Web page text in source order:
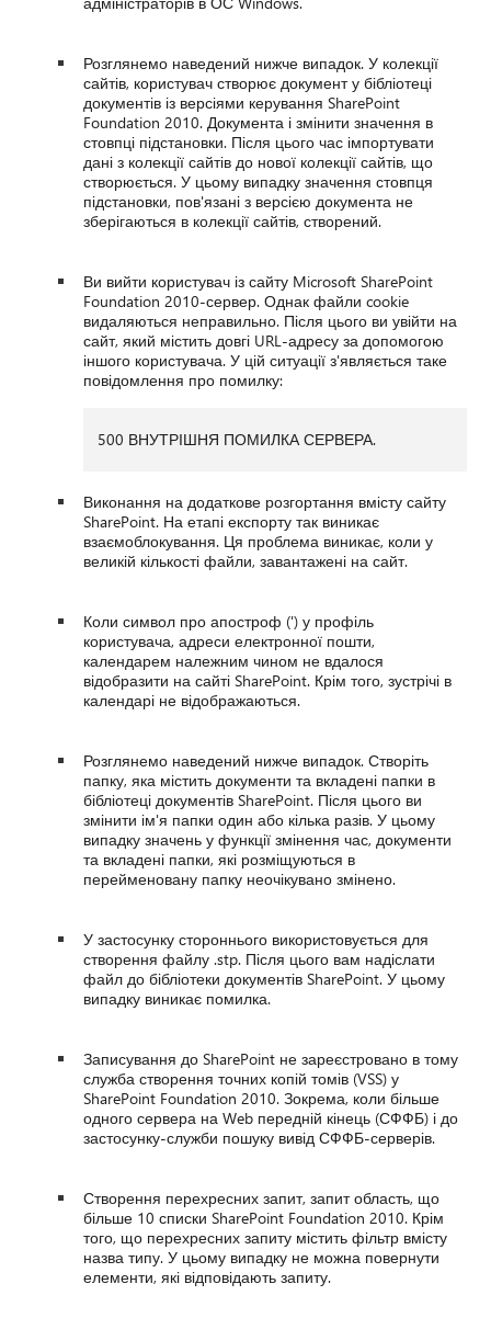
Розглянемо наведений нижче випадок. У колекції
сайтів, користувач створює документ у бібліотеці
документів із версіями керування SharePoint
Foundation 2010. Документа і змінити значення в
стовпці підстановки. Після цього час імпортувати
дані з колекції сайтів до нової колекції сайтів, що
створюється. У цьому випадку значення стовпця
підстановки, пов'язані з версією документа не
зберігаються в колекції сайтів, створений.
Ви вийти користувач із сайту Microsoft SharePoint
Foundation 2010-сервер. Однак файли cookie
видаляються неправильно. Після цього ви увійти на
сайт, який містить довгі URL-адресу за допомогою
іншого користувача. У цій ситуації з'являється таке
повідомлення про помилку:
500 ВНУТРІШНЯ ПОМИЛКА СЕРВЕРА.
Виконання на додаткове розгортання вмісту сайту
SharePoint. На етапі експорту так виникає
взаємоблокування. Ця проблема виникає, коли у
великій кількості файли, завантажені на сайт.
Коли символ про апостроф (') у профіль
користувача, адреси електронної пошти,
календарем належним чином не вдалося
відобразити на сайті SharePoint. Крім того, зустрічі в
календарі не відображаються.
Розглянемо наведений нижче випадок. Створіть
папку, яка містить документи та вкладені папки в
бібліотеці документів SharePoint. Після цього ви
змінити ім'я папки один або кілька разів. У цьому
випадку значень у функції змінення час, документи
та вкладені папки, які розміщуються в
перейменовану папку неочікувано змінено.
У застосунку стороннього використовується для
створення файлу .stp. Після цього вам надіслати
файл до бібліотеки документів SharePoint. У цьому
випадку виникає помилка.
Записування до SharePoint не зареєстровано в тому
служба створення точних копій томів (VSS) у
SharePoint Foundation 2010. Зокрема, коли більше
одного сервера на Web передній кінець (СФФБ) і до
застосунку-служби пошуку вивід СФФБ-серверів.
Створення перехресних запит, запит область, що
більше 10 списки SharePoint Foundation 2010. Крім
того, що перехресних запиту містить фільтр вмісту
назва типу. У цьому випадку не можна повернути
елементи, які відповідають запиту.